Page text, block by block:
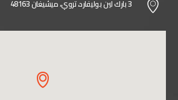
3 بارك لين بوليفارد، تروي، ميشيغان 48163